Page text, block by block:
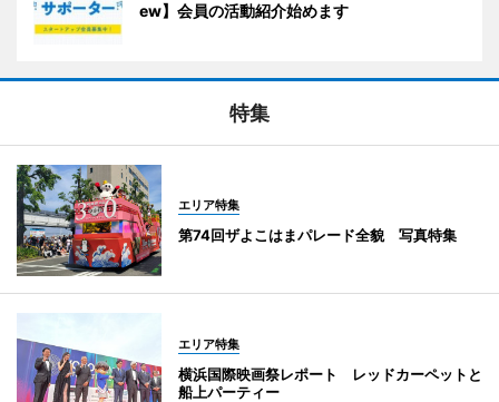
ew】会員の活動紹介始めます
特集
エリア特集
第74回ザよこはまパレード全貌 写真特集
エリア特集
横浜国際映画祭レポート レッドカーペットと
船上パーティー